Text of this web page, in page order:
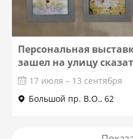
Персональная
зашел на улицу
17 июля – 13 сентября
Большой пр. В.О., 62